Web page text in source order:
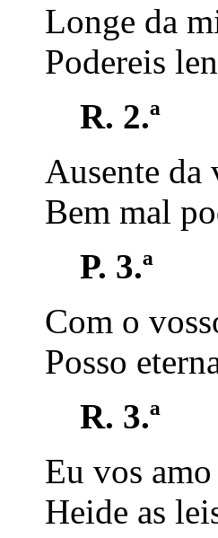
Longe da
Podereis
R. 2.ª
Ausente da
Bem mal
P. 3.ª
Com o
Posso
R. 3.ª
Eu vos
Heide as